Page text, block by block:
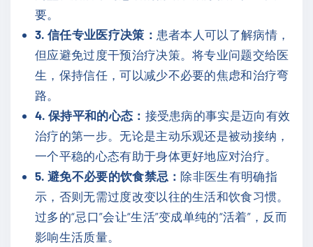
要。
3. 信任专业医疗决策： 患者本人可以了解病情，
但应避免过度干预治疗决策。将专业问题交给医
生，保持信任，可以减少不必要的焦虑和治疗弯
路。
4. 保持平和的心态： 接受患病的事实是迈向有效
治疗的第一步。无论是主动乐观还是被动接纳，
一个平稳的心态有助于身体更好地应对治疗。
5. 避免不必要的饮食禁忌： 除非医生有明确指
示，否则无需过度改变以往的生活和饮食习惯。
过多的“忌口”会让“生活”变成单纯的“活着”，反而
影响生活质量。